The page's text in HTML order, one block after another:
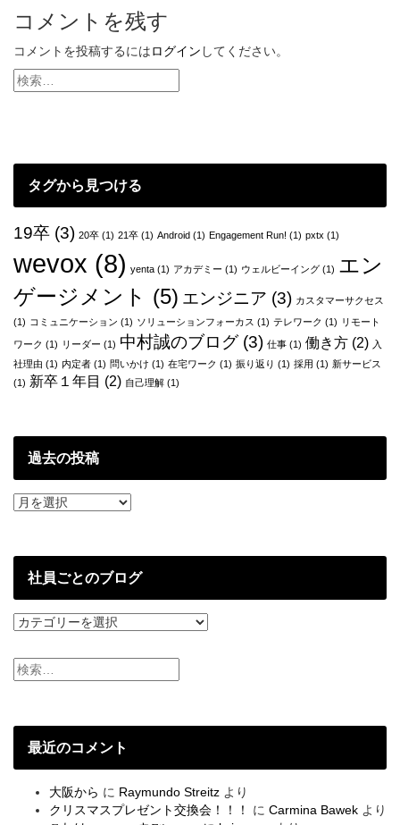
ナ
ビ
ゲ
ョ
ン
コメントを残す
コメントを投稿するにはログイン してください。
タグから見つける
19卒 (3) 20卒 (1) 21卒 (1) Android (1) Engagement Run! (1) pxtx (1)
wevox (8) yenta (1) アカデミー (1) ウェルビーイング (1) エン
ゲージメント (5) エンジニア (3) カスタマーサクセス
(1) コミュニケーション (1) ソリューションフォーカス (1) テレワーク (1) リモート
ワーク (1) リーダー (1) 中村誠のブログ(3) 仕事 (1) 働き方 (2) 入
社理由 (1) 内定者 (1) 問いかけ (1) 在宅ワーク (1) 振り返り (1) 採用 (1) 新サービス
(1) 新卒１年目 (2) 自己理解 (1)
過去の投稿
過
投
社員ごとのブログ
社
ご
と
ロ
最近のコメント
大阪から に Raymundo Streitz より
クリスマスプレゼント交換会！！！
に Carmina Bawek より